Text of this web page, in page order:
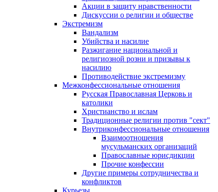
Акции в защиту нравственности
Дискуссии о религии и обществе
Экстремизм
Вандализм
Убийства и насилие
Разжигание национальной и
религиозной розни и призывы к
насилию
Противодействие экстремизму
Межконфессиональные отношения
Русская Православная Церковь и
католики
Христианство и ислам
Традиционные религии против "сект"
Внутриконфессиональные отношения
Взаимоотношения
мусульманских организаций
Православные юрисдикции
Прочие конфессии
Другие примеры сотрудничества и
конфликтов